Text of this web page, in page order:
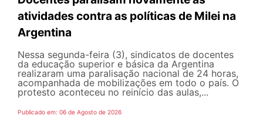
atividades contra as políticas de Milei na
Argentina
Nessa segunda-feira (3), sindicatos de docentes
da educação superior e básica da Argentina
realizaram uma paralisação nacional de 24 horas,
acompanhada de mobilizações em todo o país. O
protesto aconteceu no reinício das aulas,...
Publicado em: 06 de Agosto de 2026